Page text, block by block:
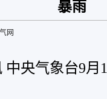
暴雨
网
中央气象台9月